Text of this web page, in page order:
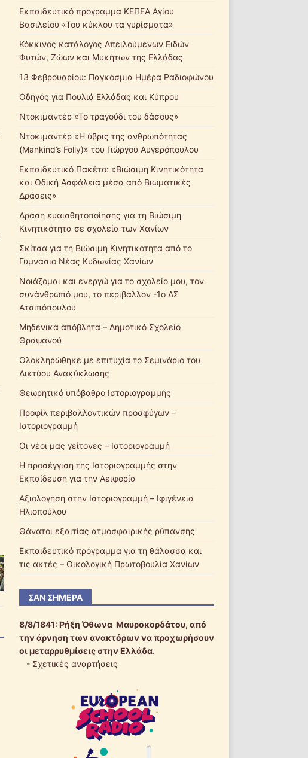
Εκπαιδευτικό πρόγραμμα ΚΕΠΕΑ Αγίου
Βασιλείου «Του κύκλου τα γυρίσματα»
Κόκκινος κατάλογος Απειλούμενων Ειδών
Φυτών, Ζώων και Μυκήτων της Ελλάδας
13 Φεβρουαρίου: Παγκόσμια Ημέρα Ραδιοφώνου
Οδηγός για Πουλιά Ελλάδας και Κύπρου
Ντοκιμαντέρ «Το τραγούδι του δάσους»
Ντοκιμαντέρ «Η ύβρις της ανθρωπότητας
(Mankind’s Folly)» του Γιώργου Αυγερόπουλου
Εκπαιδευτικό Πακέτο: «Βιώσιμη Κινητικότητα
και Οδική Ασφάλεια μέσα από Βιωματικές
Δράσεις»
Δράση ευαισθητοποίησης για τη Βιώσιμη
Κινητικότητα σε σχολεία των Χανίων
Σκίτσα για τη Βιώσιμη Κινητικότητα από το
Γυμνάσιο Νέας Κυδωνίας Χανίων
Νοιάζομαι και ενεργώ για το σχολείο μου, τον
συνάνθρωπό μου, το περιβάλλον -1ο ΔΣ
Ατσιπόπουλου
Μηδενικά απόβλητα – Δημοτικό Σχολείο
Θραψανού
Ολοκληρώθηκε με επιτυχία το Σεμινάριο του
Δικτύου Ανακύκλωσης
Θεωρητικό υπόβαθρο Ιστοριογραμμής
Προφίλ περιβαλλοντικών προσφύγων –
Ιστοριογραμμή
Οι νέοι μας γείτονες – Ιστοριογραμμή
Η προσέγγιση της Ιστοριογραμμής στην
Εκπαίδευση για την Αειφορία
Αξιολόγηση στην Ιστοριογραμμή – Ιφιγένεια
Ηλιοπούλου
Θάνατοι εξαιτίας ατμοσφαιρικής ρύπανσης
Εκπαιδευτικό πρόγραμμα για τη θάλασσα και
τις ακτές – Οικολογική Πρωτοβουλία Χανίων
ΣΑΝ ΣΉΜΕΡΑ
8/8/1841:Ρήξη Όθωνα  Μαυροκορδάτου, από
την άρνηση των ανακτόρων να προχωρήσουν
οι μεταρρυθμίσεις στην Ελλάδα.
- Σχετικές αναρτήσεις